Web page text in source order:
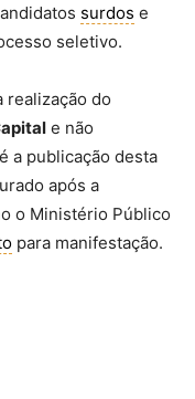
surdos e
seletivo.
realização do
e não
a publicação desta
após a
o Ministério Público
para manifestação.